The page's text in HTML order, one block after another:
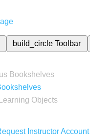
build_circleToolbar
Bookshelves
Learning Objects
Instructor Account